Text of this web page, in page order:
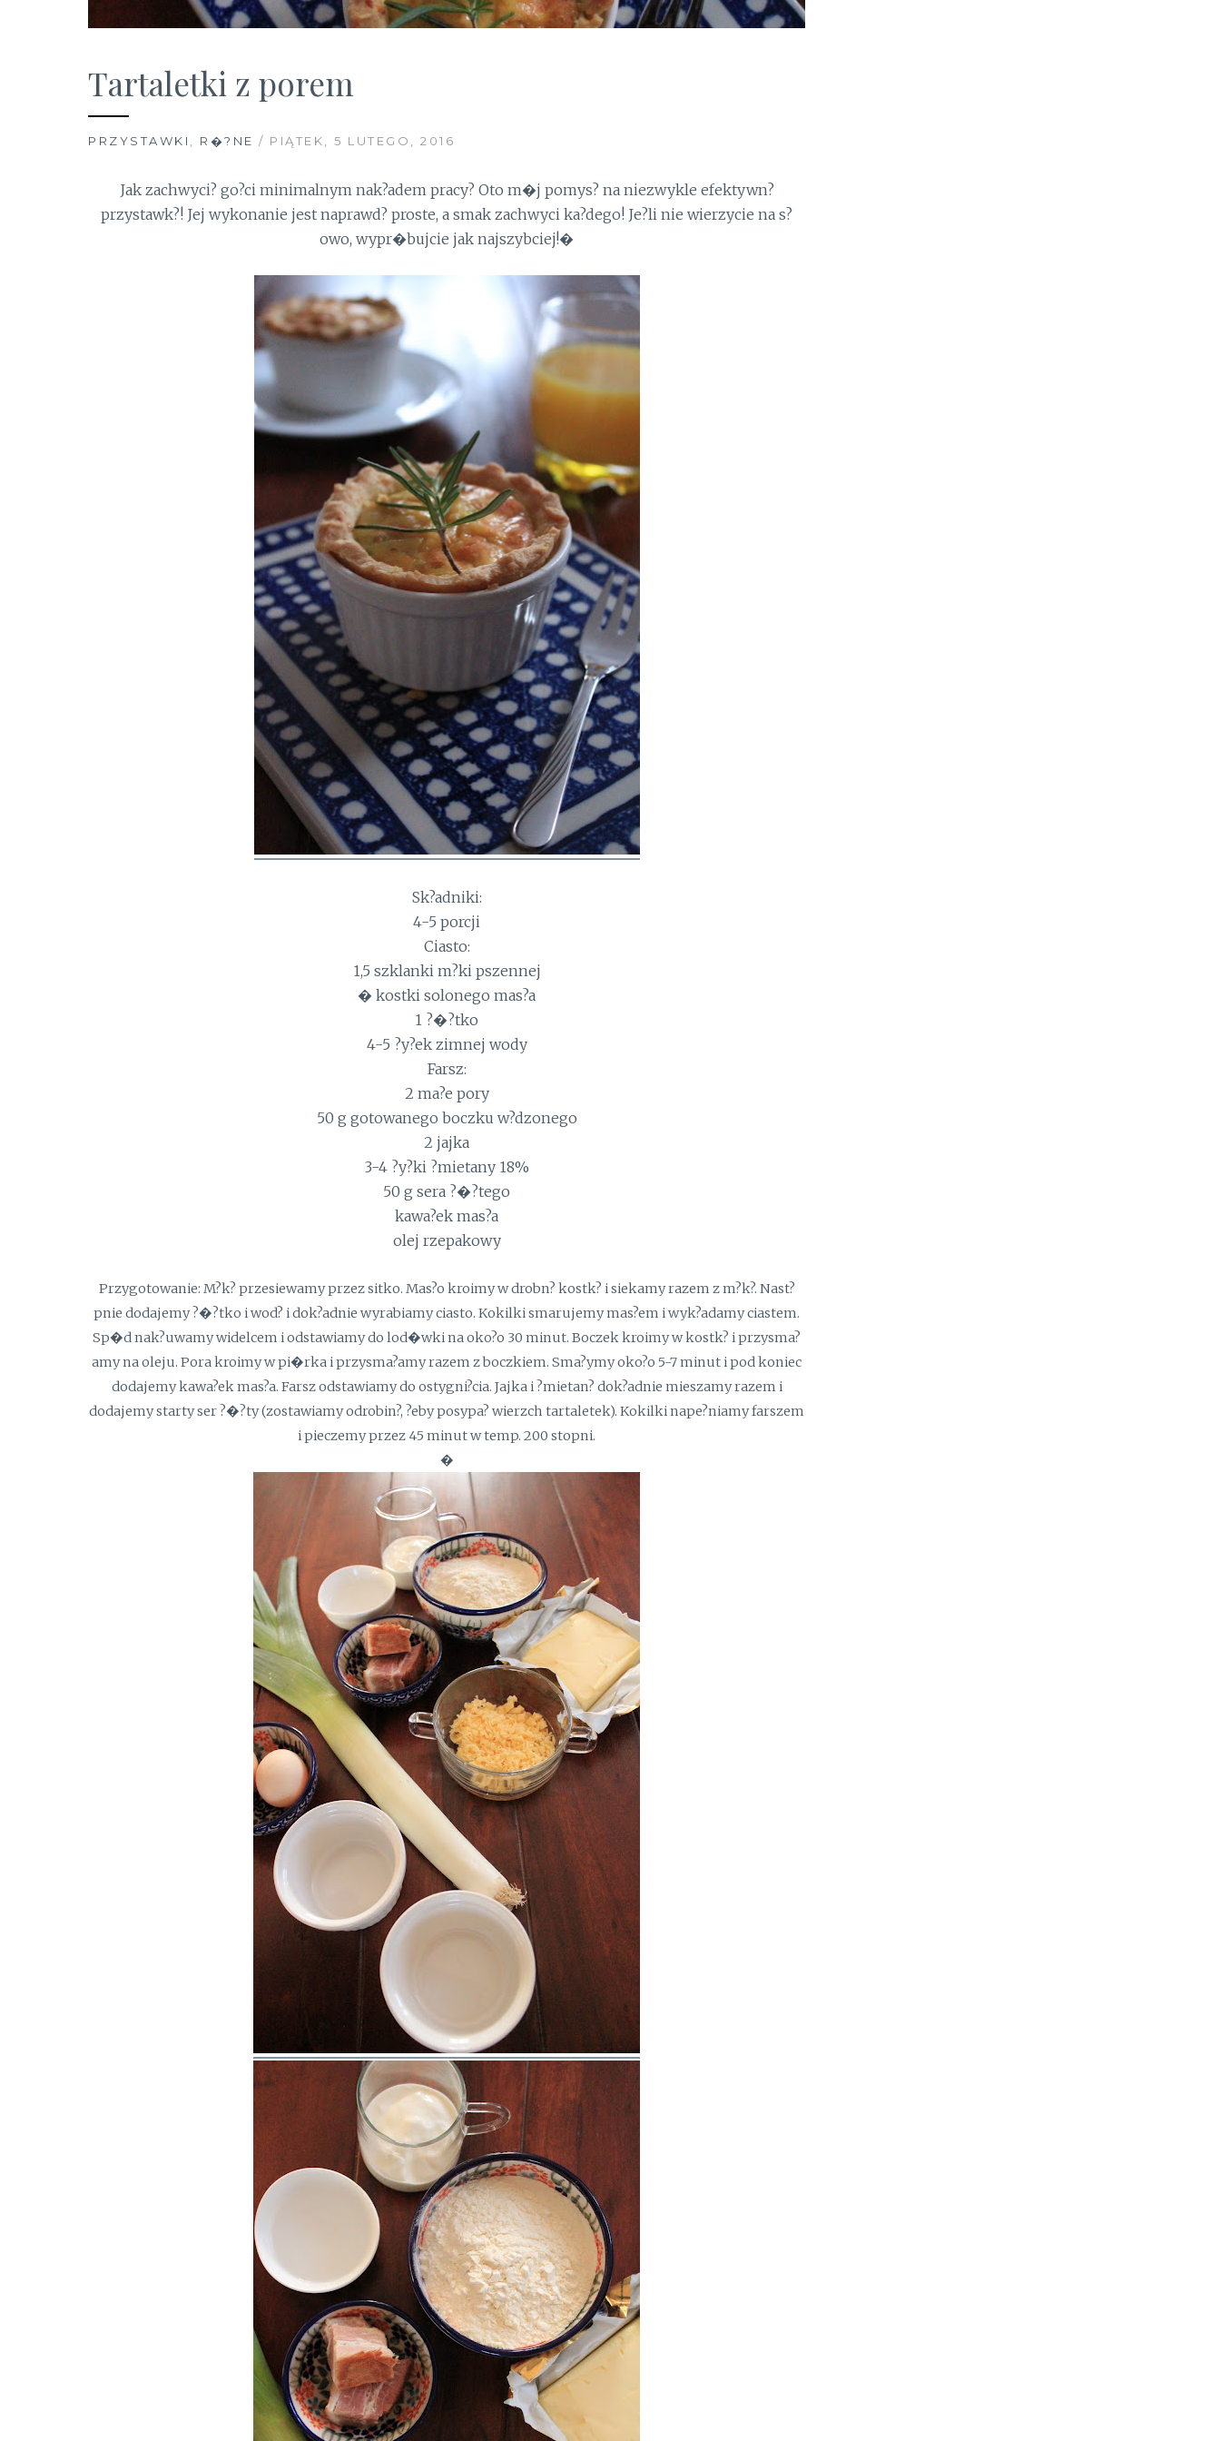
Tartaletki z porem
PRZYSTAWKI R�?NE / PIĄTEK, 5 LUTEGO, 2016
Jak zachwyci? go?ci minimalnym nak?adem pracy? Oto m�j pomys? na niezwykle efektywn?
przystawk?! Jej wykonanie jest naprawd? proste, a smak zachwyci ka?dego! Je?li nie wierzycie na s?
owo, wypr�bujcie jak najszybciej!�
Sk?adniki:
4-5 porcji
Ciasto:
1,5 szklanki m?ki pszennej
� kostki solonego mas?a
1 ?�?tko
4-5 ?y?ek zimnej wody
Farsz:
2 ma?e pory
50 g gotowanego boczku w?dzonego
2 jajka
3-4 ?y?ki ?mietany 18%
50 g sera ?�?tego
kawa?ek mas?a
olej rzepakowy
Przygotowanie: M?k? przesiewamy przez sitko. Mas?o kroimy w drobn? kostk? i siekamy razem z m?k?. Nast?
pnie dodajemy ?�?tko i wod? i dok?adnie wyrabiamy ciasto. Kokilki smarujemy mas?em i wyk?adamy ciastem.
Sp�d nak?uwamy widelcem i odstawiamy do lod�wki na oko?o 30 minut. Boczek kroimy w kostk? i przysma?
amy na oleju. Pora kroimy w pi�rka i przysma?amy razem z boczkiem. Sma?ymy oko?o 5-7 minut i pod koniec
dodajemy kawa?ek mas?a. Farsz odstawiamy do ostygni?cia. Jajka i ?mietan? dok?adnie mieszamy razem i
dodajemy starty ser ?�?ty (zostawiamy odrobin?, ?eby posypa? wierzch tartaletek). Kokilki nape?niamy farszem
i pieczemy przez 45 minut w temp. 200 stopni.
�